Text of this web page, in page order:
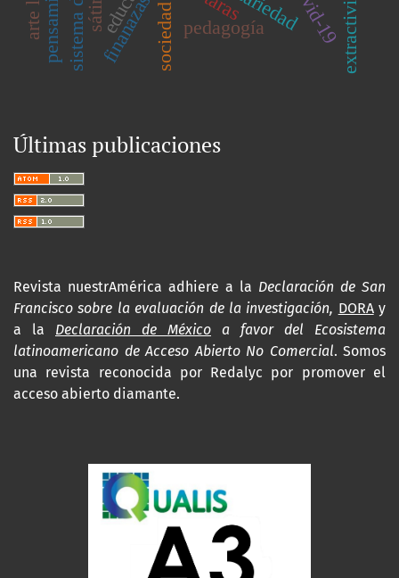
pedagogía
finanazas
Últimas publicaciones
Revista nuestrAmérica adhiere a la Declaración de San
Francisco sobre la evaluación de la investigación, DORAy
a la Declaración de México a favor del Ecosistema
latinoamericano de Acceso Abierto No Comercial. Somos
una revista reconocida por Redalyc por promover el
acceso abierto diamante.